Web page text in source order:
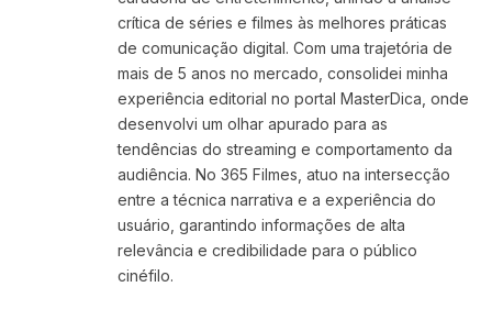
crítica de séries e filmes às melhores práticas
de comunicação digital. Com uma trajetória de
mais de 5 anos no mercado, consolidei minha
experiência editorial no portal MasterDica, onde
desenvolvi um olhar apurado para as
tendências do streaming e comportamento da
audiência. No 365 Filmes, atuo na intersecção
entre a técnica narrativa e a experiência do
usuário, garantindo informações de alta
relevância e credibilidade para o público
cinéfilo.